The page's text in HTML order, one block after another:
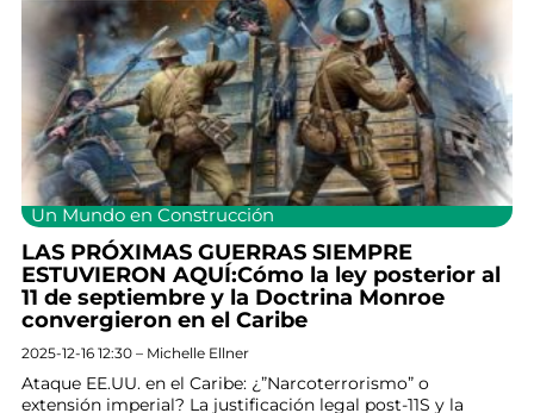
Un Mundo en Construcción
LAS PRÓXIMAS GUERRAS SIEMPRE
ESTUVIERON AQUÍ:Cómo la ley posterior al
11 de septiembre y la Doctrina Monroe
convergieron en el Caribe
2025-12-16 12:30 – Michelle Ellner
Ataque EE.UU. en el Caribe: ¿”Narcoterrorismo” o
extensión imperial? La justificación legal post-11S y la